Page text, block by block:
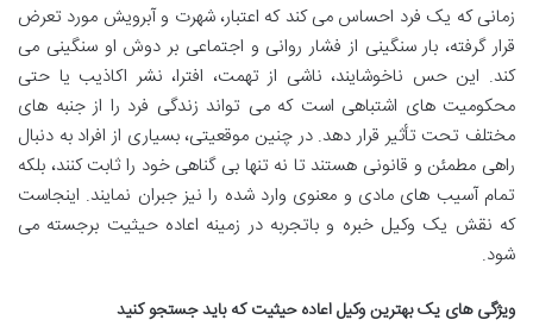
زمانی که یک فرد احساس می کند که اعتبار، شهرت و آبرویش مورد تعرض
قرار گرفته، بار سنگینی از فشار روانی و اجتماعی بر دوش او سنگینی می
کند. این حس ناخوشایند، ناشی از تهمت، افترا، نشر اکاذیب یا حتی
محکومیت های اشتباهی است که می تواند زندگی فرد را از جنبه های
مختلف تحت تأثیر قرار دهد. در چنین موقعیتی، بسیاری از افراد به دنبال
راهی مطمئن و قانونی هستند تا نه تنها بی گناهی خود را ثابت کنند، بلکه
تمام آسیب های مادی و معنوی وارد شده را نیز جبران نمایند. اینجاست
که نقش یک وکیل خبره و باتجربه در زمینه اعاده حیثیت برجسته می
شود.
ویژگی های یکبهترین وکیل اعاده حیثیتکه باید جستجو کنید